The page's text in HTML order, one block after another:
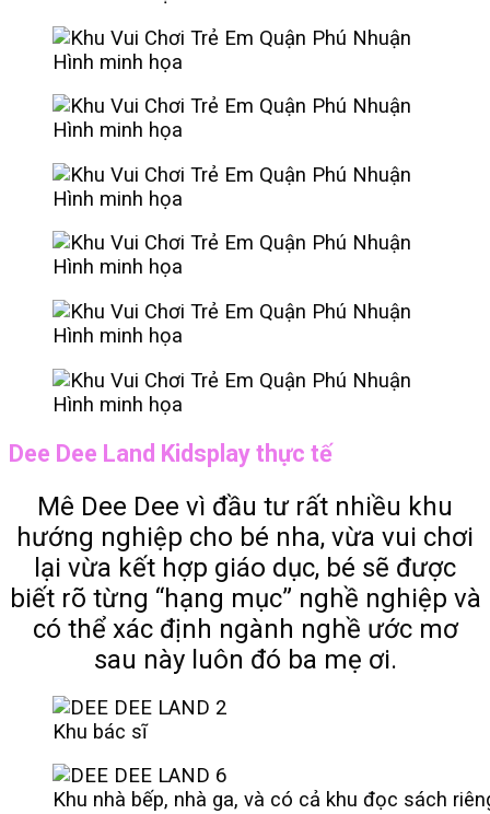
Hình minh họa
Hình minh họa
Hình minh họa
Hình minh họa
Hình minh họa
Hình minh họa
Dee Dee Land Kidsplay thực tế
Mê Dee Dee vì đầu tư rất nhiều khu
hướng nghiệp cho bé nha, vừa vui chơi
lại vừa kết hợp giáo dục, bé sẽ được
biết rõ từng “hạng mục” nghề nghiệp và
có thể xác định ngành nghề ước mơ
sau này luôn đó ba mẹ ơi.
Khu bác sĩ
Khu nhà bếp, nhà ga, và có cả khu đọc sách